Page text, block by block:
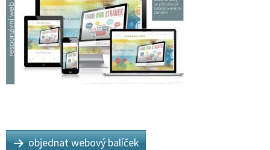
objednat webový balíček